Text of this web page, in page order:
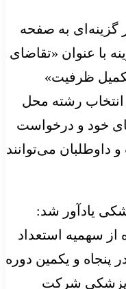
گزینه‌ای به صفحه
با عنوان «تقاضای
ظرفیت»
رشته محل
خود و درخواست
داوطلبان می‌توانند
یادآور شد:
از سهمیه استعداد
و یکمین دوره
پزشکی شرکت